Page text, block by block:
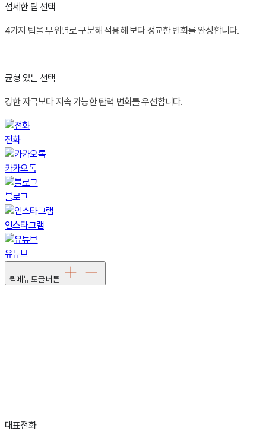
섬세한 팁 선택
4가지 팁을 부위별로 구분해 적용해 보다 정교한 변화를 완성합니다.
균형 있는 선택
강한 자극보다 지속 가능한 탄력 변화를 우선합니다.
전화
카카오톡
블로그
인스타그램
유튜브
퀵메뉴 토글 버튼
대표전화